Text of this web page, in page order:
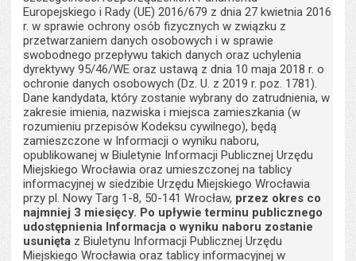
Europejskiego i Rady (UE) 2016/679 z dnia 27 kwietnia 2016
r. w sprawie ochrony osób fizycznych w związku z
przetwarzaniem danych osobowych i w sprawie
swobodnego przepływu takich danych oraz uchylenia
dyrektywy 95/46/WE oraz ustawą z dnia 10 maja 2018 r. o
ochronie danych osobowych (Dz. U. z 2019 r. poz. 1781).
Dane kandydata, który zostanie wybrany do zatrudnienia, w
zakresie imienia, nazwiska i miejsca zamieszkania (w
rozumieniu przepisów Kodeksu cywilnego), będą
zamieszczone w Informacji o wyniku naboru,
opublikowanej w Biuletynie Informacji Publicznej Urzędu
Miejskiego Wrocławia oraz umieszczonej na tablicy
informacyjnej w siedzibie Urzędu Miejskiego Wrocławia
przy pl. Nowy Targ 1-8, 50-141 Wrocław, przez okres co
najmniej 3 miesięcy. Po upływie terminu publicznego
udostępnienia Informacja o wyniku naboru zostanie
usunięta z Biuletynu Informacji Publicznej Urzędu
Miejskiego Wrocławia oraz tablicy informacyjnej w